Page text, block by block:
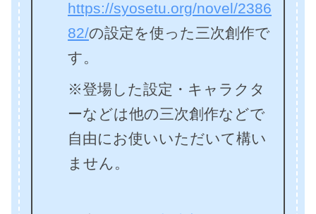
https://syosetu.org/novel/2386
82/の設定を使った三次創作で
す。
※登場した設定・キャラクタ
ーなどは他の三次創作などで
自由にお使いいただいて構い
ません。